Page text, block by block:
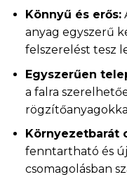
Könnyű és erős:
anyag egyszerű
felszerelést tesz
Egyszerűen
a falra
Környezetbarát
fenntartható és
csomagolásban